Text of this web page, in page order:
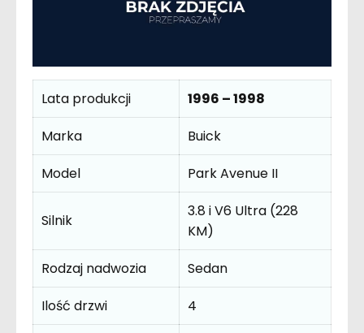
Lata produkcji
1996 – 1998
Marka
Buick
Model
Park Avenue II
Silnik
3.8 i V6 Ultra (228
KM)
Rodzaj nadwozia
Sedan
Ilość drzwi
4